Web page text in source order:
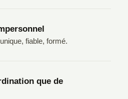
fiable, formé.
que de